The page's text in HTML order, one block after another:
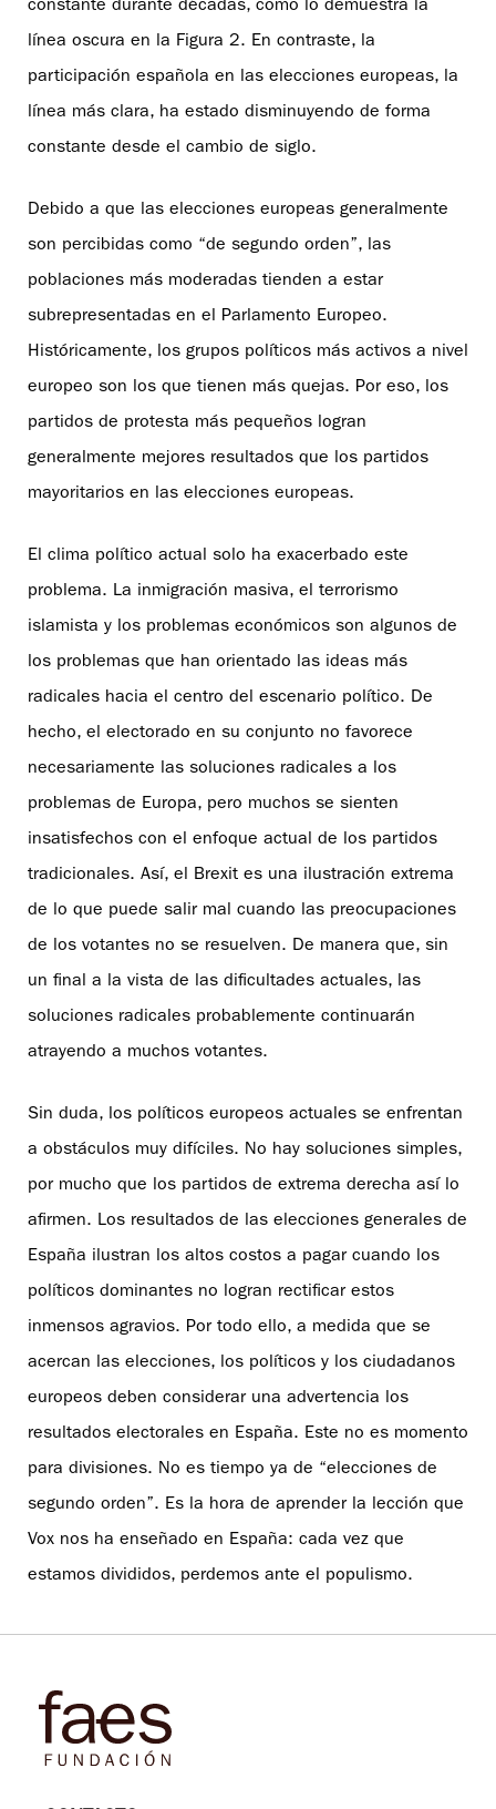
constante durante décadas, como lo demuestra la
línea oscura en la Figura 2. En contraste, la
participación española en las elecciones europeas, la
línea más clara, ha estado disminuyendo de forma
constante desde el cambio de siglo.
Debido a que las elecciones europeas generalmente
son percibidas como “de segundo orden”, las
poblaciones más moderadas tienden a estar
subrepresentadas en el Parlamento Europeo.
Históricamente, los grupos políticos más activos a nivel
europeo son los que tienen más quejas. Por eso, los
partidos de protesta más pequeños logran
generalmente mejores resultados que los partidos
mayoritarios en las elecciones europeas.
El clima político actual solo ha exacerbado este
problema. La inmigración masiva, el terrorismo
islamista y los problemas económicos son algunos de
los problemas que han orientado las ideas más
radicales hacia el centro del escenario político. De
hecho, el electorado en su conjunto no favorece
necesariamente las soluciones radicales a los
problemas de Europa, pero muchos se sienten
insatisfechos con el enfoque actual de los partidos
tradicionales. Así, el Brexit es una ilustración extrema
de lo que puede salir mal cuando las preocupaciones
de los votantes no se resuelven. De manera que, sin
un final a la vista de las dificultades actuales, las
soluciones radicales probablemente continuarán
atrayendo a muchos votantes.
Sin duda, los políticos europeos actuales se enfrentan
a obstáculos muy difíciles. No hay soluciones simples,
por mucho que los partidos de extrema derecha así lo
afirmen. Los resultados de las elecciones generales de
España ilustran los altos costos a pagar cuando los
políticos dominantes no logran rectificar estos
inmensos agravios. Por todo ello, a medida que se
acercan las elecciones, los políticos y los ciudadanos
europeos deben considerar una advertencia los
resultados electorales en España. Este no es momento
para divisiones. No es tiempo ya de “elecciones de
segundo orden”. Es la hora de aprender la lección que
Vox nos ha enseñado en España: cada vez que
estamos divididos, perdemos ante el populismo.